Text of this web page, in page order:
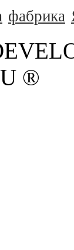
фабрика
®